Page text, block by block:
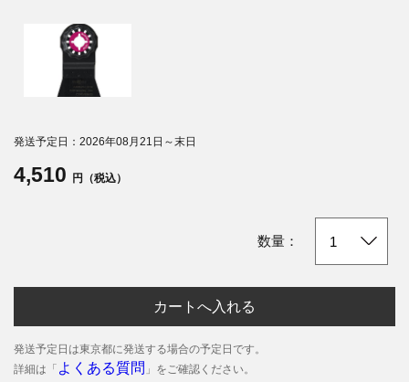
発送予定日：2026年08月21日～末日
4,510 円（税込）
数量：
カートへ入れる
発送予定日は東京都に発送する場合の予定日です。
詳細は「 よくある質問 」をご確認ください。